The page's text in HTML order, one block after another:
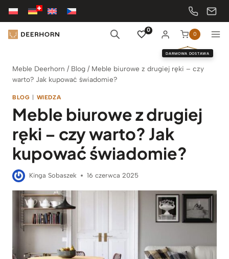
Przejdź
treści
0
0
DARMOWA DOSTAWA
Meble Deerhorn / Blog / Meble biurowe z drugiej ręki – czy
warto? Jak kupować świadomie?
BLOG | WIEDZA
Meble biurowe z drugiej
ręki – czy warto? Jak
kupować świadomie?
Kinga Sobaszek 16 czerwca 2025